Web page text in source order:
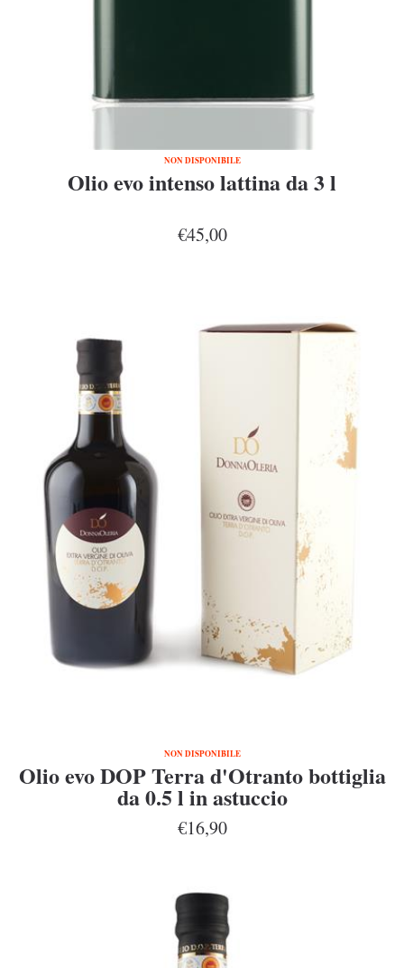
NON DISPONIBILE
Olio evo intenso lattina da 3 l
€45,00
NON DISPONIBILE
Olio evo DOP Terra d'Otranto bottiglia
da 0.5 l in astuccio
€16,90